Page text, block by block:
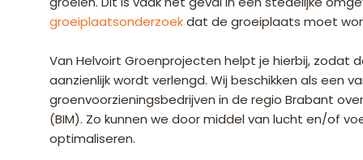
groeiplaatsonderzoekdat de groeiplaats moet
Van Helvoirt Groenprojecten helpt je hierbij, zodat
aanzienlijk wordt verlengd. Wij beschikken als een
groenvoorzieningsbedrijven in de regio Brabant
(BIM). Zo kunnen we door middel van lucht en/of
optimaliseren.